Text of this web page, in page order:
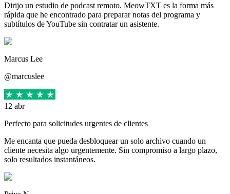
Dirijo un estudio de podcast remoto. MeowTXT es la forma más
rápida que he encontrado para preparar notas del programa y
subtítulos de YouTube sin contratar un asistente.
Marcus Lee
@marcuslee
12 abr
Perfecto para solicitudes urgentes de clientes
Me encanta que pueda desbloquear un solo archivo cuando un
cliente necesita algo urgentemente. Sin compromiso a largo plazo,
solo resultados instantáneos.